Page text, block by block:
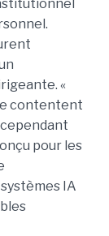
«
contentent
pour les
IA